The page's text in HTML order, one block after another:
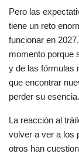
Pero las
tiene un reto
funcionar en
momento porque
y de las fórmulas
que encontrar
perder su esencia.
La reacción al
volver a ver a los
otros han